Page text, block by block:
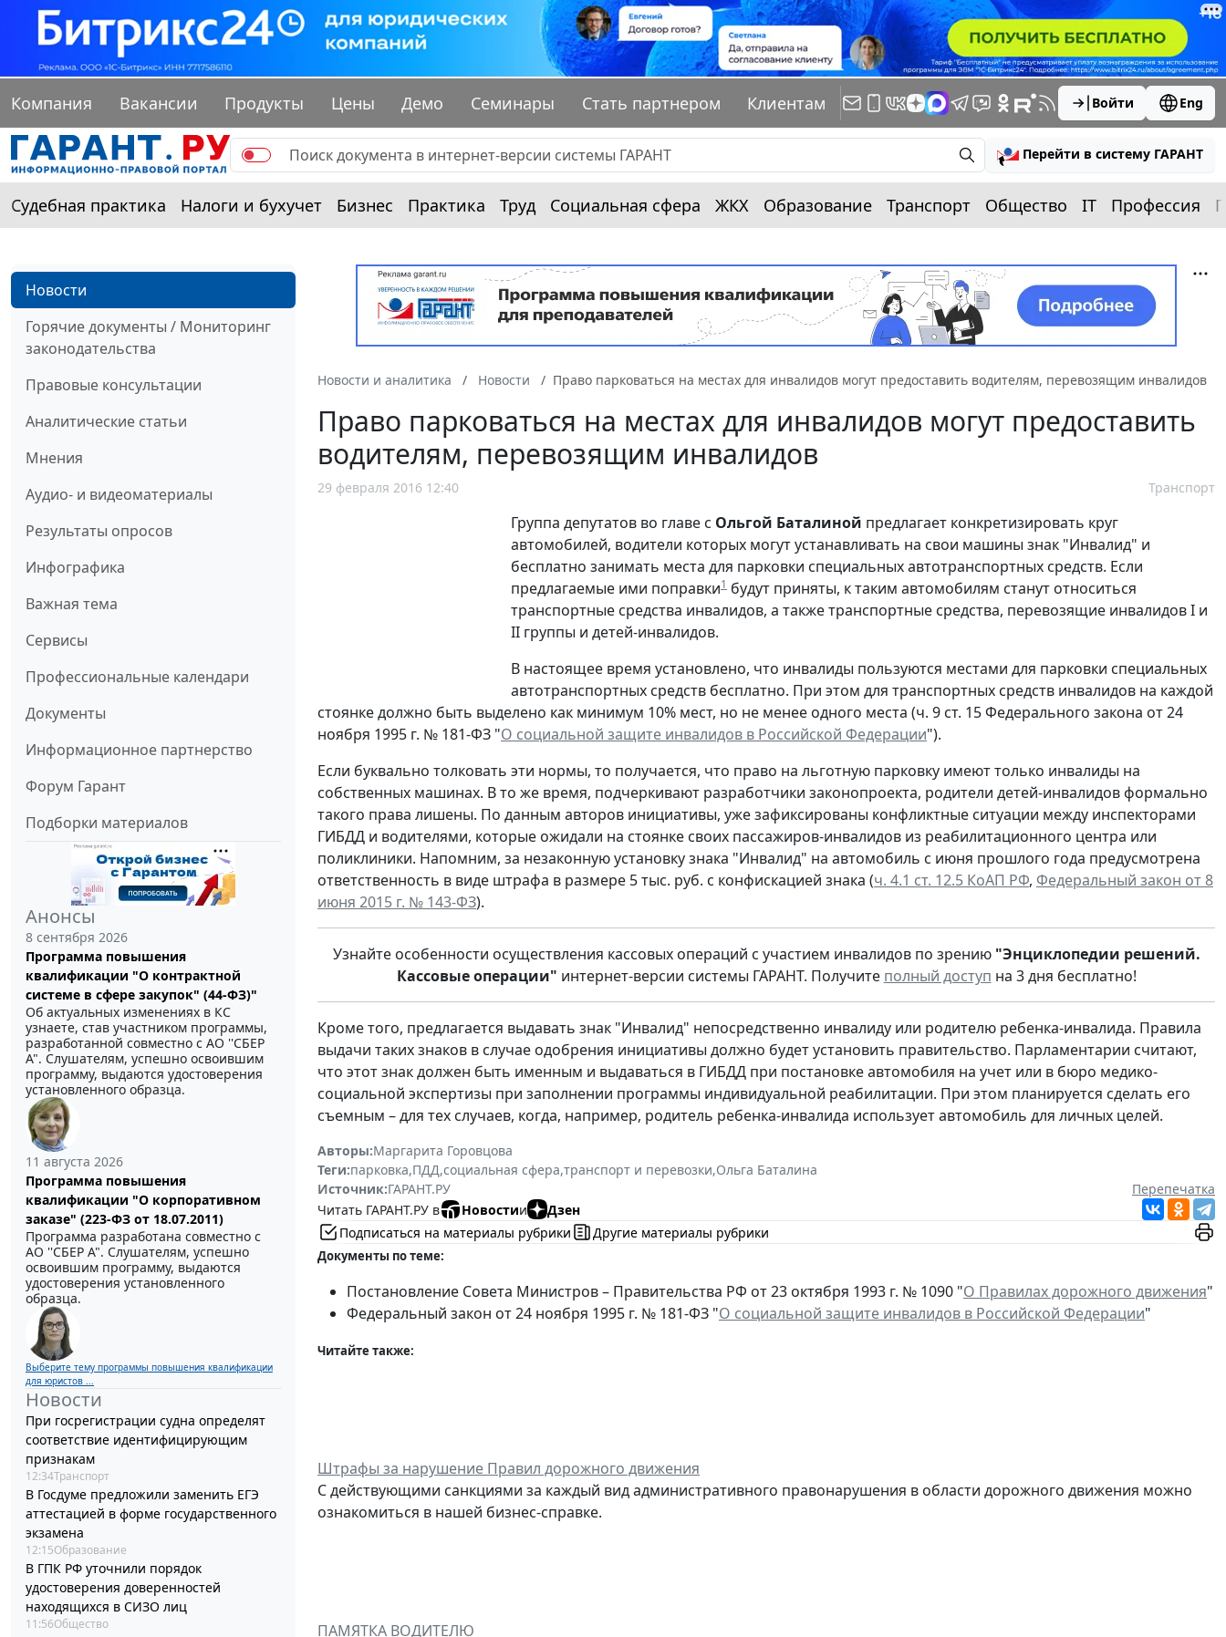
Компания Вакансии Продукты Цены Демо Семинары Стать партнером Клиентам Войти Eng
Перейти в систему ГАРАНТ
Судебная практика Налоги и бухучет Бизнес Практика Труд Социальная сфера ЖКХ Образование Транспорт Общество IT Профессия
Новости
Горячие документы / Мониторинг
законодательства
Правовые консультации
Аналитические статьи
Мнения
Аудио- и видеоматериалы
Результаты опросов
Инфографика
Важная тема
Сервисы
Профессиональные календари
Документы
Информационное партнерство
Форум Гарант
Подборки материалов
Анонсы
8 сентября 2026
Программа повышения
квалификации "О контрактной
системе в сфере закупок" (44-ФЗ)"
Об актуальных изменениях в КС
узнаете, став участником программы,
разработанной совместно с АО ''СБЕР
А". Слушателям, успешно освоившим
программу, выдаются удостоверения
установленного образца.
11 августа 2026
Программа повышения
квалификации "О корпоративном
заказе" (223-ФЗ от 18.07.2011)
Программа разработана совместно с
АО ''СБЕР А". Слушателям, успешно
освоившим программу, выдаются
удостоверения установленного
образца.
Выберите тему программы повышения квалификации
для юристов ...
Новости
При госрегистрации судна определят
соответствие идентифицирующим
признакам
12:34Транспорт
В Госдуме предложили заменить ЕГЭ
аттестацией в форме государственного
экзамена
12:15Образование
В ГПК РФ уточнили порядок
удостоверения доверенностей
находящихся в СИЗО лиц
11:56Общество
Новости и аналитика Новости Право парковаться на местах для инвалидов могут предоставить водителям, перевозящим инвалидов
Право парковаться на местах для инвалидов могут предоставить
водителям, перевозящим инвалидов
29 февраля 2016 12:40 Транспорт
Группа депутатов во главе с Ольгой Баталиной предлагает конкретизировать круг
автомобилей, водители которых могут устанавливать на свои машины знак "Инвалид" и
бесплатно занимать места для парковки специальных автотранспортных средств. Если
предлагаемые ими поправки1 будут приняты, к таким автомобилям станут относиться
транспортные средства инвалидов, а также транспортные средства, перевозящие инвалидов I и
II группы и детей-инвалидов.
В настоящее время установлено, что инвалиды пользуются местами для парковки специальных
автотранспортных средств бесплатно. При этом для транспортных средств инвалидов на каждой
стоянке должно быть выделено как минимум 10% мест, но не менее одного места (ч. 9 ст. 15 Федерального закона от 24
ноября 1995 г. № 181-ФЗ "О социальной защите инвалидов в Российской Федерации").
Если буквально толковать эти нормы, то получается, что право на льготную парковку имеют только инвалиды на
собственных машинах. В то же время, подчеркивают разработчики законопроекта, родители детей-инвалидов формально
такого права лишены. По данным авторов инициативы, уже зафиксированы конфликтные ситуации между инспекторами
ГИБДД и водителями, которые ожидали на стоянке своих пассажиров-инвалидов из реабилитационного центра или
поликлиники. Напомним, за незаконную установку знака "Инвалид" на автомобиль с июня прошлого года предусмотрена
ответственность в виде штрафа в размере 5 тыс. руб. с конфискацией знака (ч. 4.1 ст. 12.5 КоАП РФ, Федеральный закон от 8
июня 2015 г. № 143-ФЗ).
Узнайте особенности осуществления кассовых операций с участием инвалидов по зрению "Энциклопедии решений.
Кассовые операции" интернет-версии системы ГАРАНТ. Получите полный доступ на 3 дня бесплатно!
Кроме того, предлагается выдавать знак "Инвалид" непосредственно инвалиду или родителю ребенка-инвалида. Правила
выдачи таких знаков в случае одобрения инициативы должно будет установить правительство. Парламентарии считают,
что этот знак должен быть именным и выдаваться в ГИБДД при постановке автомобиля на учет или в бюро медико-
социальной экспертизы при заполнении программы индивидуальной реабилитации. При этом планируется сделать его
съемным – для тех случаев, когда, например, родитель ребенка-инвалида использует автомобиль для личных целей.
Авторы:Маргарита Горовцова
Теги:парковка,ПДД,социальная сфера,транспорт и перевозки,Ольга Баталина
Источник:ГАРАНТ.РУ
Перепечатка
Читать ГАРАНТ.РУ в
Новостии
Дзен
Подписаться на материалы рубрики
Другие материалы рубрики
Документы по теме:
Постановление Совета Министров – Правительства РФ от 23 октября 1993 г. № 1090 "О Правилах дорожного движения"
Федеральный закон от 24 ноября 1995 г. № 181-ФЗ "О социальной защите инвалидов в Российской Федерации"
Читайте также:
Штрафы за нарушение Правил дорожного движения
С действующими санкциями за каждый вид административного правонарушения в области дорожного движения можно
ознакомиться в нашей бизнес-справке.
ПАМЯТКА ВОДИТЕЛЮ